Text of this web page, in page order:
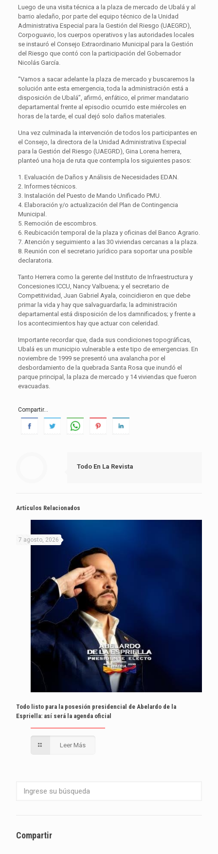
Luego de una visita técnica a la plaza de mercado de Ubalá y al
barrio aledaño, por parte del equipo técnico de la Unidad
Administrativa Especial para la Gestión del Riesgo (UAEGRD),
Corpoguavio, los cuerpos operativos y las autoridades locales
se instauró el Consejo Extraordinario Municipal para la Gestión
del Riesgo que contó con la participación del Gobernador
Nicolás García.
“Vamos a sacar adelante la plaza de mercado y buscaremos la
solución ante esta emergencia, toda la administración está a
disposición de Ubalá”, afirmó, enfático, el primer mandatario
departamental frente al episodio ocurrido este miércoles en
horas de la tarde, el cual dejó solo daños materiales.
Una vez culminada la intervención de todos los participantes en
el Consejo, la directora de la Unidad Administrativa Especial
para la Gestión del Riesgo (UAEGRD), Gina Lorena herrera,
planteó una hoja de ruta que contempla los siguientes pasos:
1. Evaluación de Daños y Análisis de Necesidades EDAN.
2. Informes técnicos.
3. Instalación del Puesto de Mando Unificado PMU.
4. Elaboración y/o actualización del Plan de Contingencia
Municipal.
5. Remoción de escombros.
6. Reubicación temporal de la plaza y oficinas del Banco Agrario.
7. Atención y seguimiento a las 30 viviendas cercanas a la plaza.
8. Reunión con el secretario jurídico para soportar una posible
declaratoria.
Tanto Herrera como la gerente del Instituto de Infraestructura y
Concesiones ICCU, Nancy Valbuena; y el secretario de
Competitividad, Juan Gabriel Ayala, coincidieron en que debe
primar la vida y hay que salvaguardarla; la administración
departamental está disposición de los damnificados; y frente a
los acontecimientos hay que actuar con celeridad.
Importante recordar que, dada sus condiciones topográficas,
Ubalá es un municipio vulnerable a este tipo de emergencias. En
noviembre de 1999 se presentó una avalancha por el
desbordamiento de la quebrada Santa Rosa que inundó el
parque principal, la plaza de mercado y 14 viviendas que fueron
evacuadas.
Compartir...
Todo En La Revista
Artículos Relacionados
7 agosto, 2026
Todo listo para la posesión presidencial de Abelardo de la
Espriella: así será la agenda oficial
Leer Más
Compartir